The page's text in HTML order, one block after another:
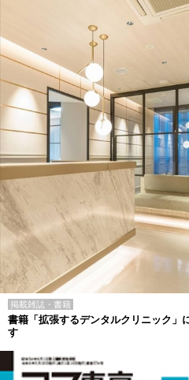
掲載雑誌・書籍
書籍「拡張するデンタルクリニック」
す